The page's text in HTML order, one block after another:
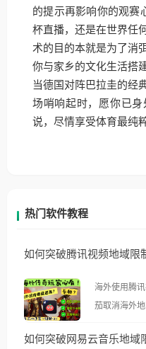
的提示再影响你的观赛
杯直播，还是在世界任
术的目的本就是为了消
你与家乡的文化生活搭
当德国对阵巴拉圭的经
场哨响起时，愿你已
说，尽情享受体育最纯
热门软件教程
如何突破腾讯视频地域限
海外使用腾
茄取消海外地区限制。 当在海
示语。 海外用户如香港、澳门、台湾、美国、加拿
如何突破网易云音乐地域